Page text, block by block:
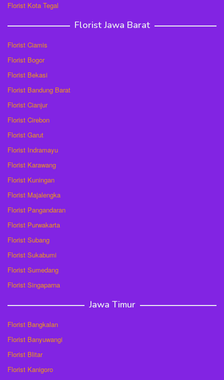
Florist Kota Tegal
Florist Jawa Barat
Florist Ciamis
Florist Bogor
Florist Bekasi
Florist Bandung Barat
Florist Cianjur
Florist Cirebon
Florist Garut
Florist Indramayu
Florist Karawang
Florist Kuningan
Florist Majalengka
Florist Pangandaran
Florist Purwakarta
Florist Subang
Florist Sukabumi
Florist Sumedang
Florist Singaparna
Jawa Timur
Florist Bangkalan
Florist Banyuwangi
Florist Blitar
Florist Kanigoro